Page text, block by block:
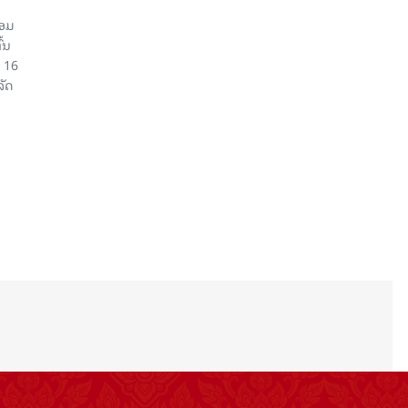
ມ
ດ